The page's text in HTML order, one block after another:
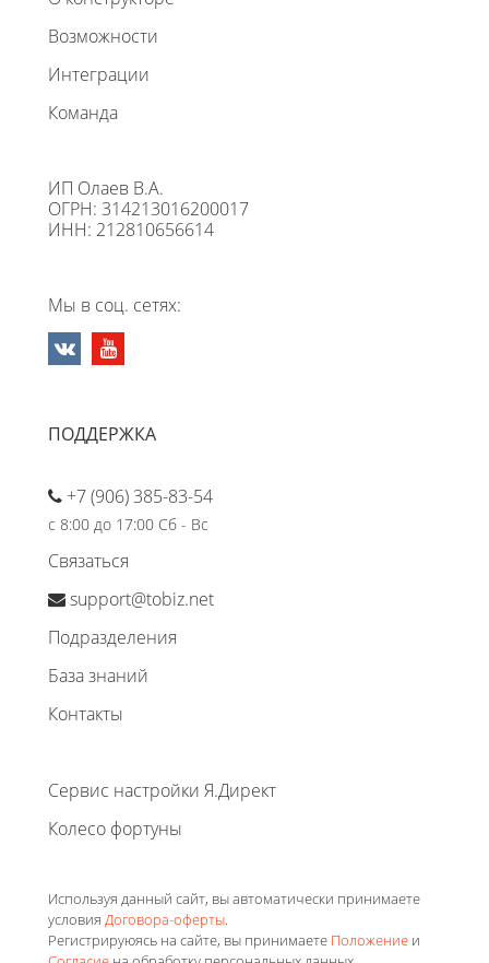
Возможности
Интеграции
Команда
ИП Олаев В.А.
ОГРН: 314213016200017
ИНН: 212810656614
Мы в соц. сетях:
ПОДДЕРЖКА
+7 (906) 385-83-54
с 8:00 до 17:00 Сб - Вс
Связаться
support@tobiz.net
Подразделения
База знаний
Контакты
Сервис настройки Я.Директ
Колесо фортуны
Используя данный сайт, вы автоматически принимаете
условия Договора-оферты.
Регистрируюясь на сайте, вы принимаете Положение и